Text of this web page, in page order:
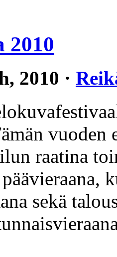
2010
2010 ·
vuoden
raatina
päävieraana,
sekä